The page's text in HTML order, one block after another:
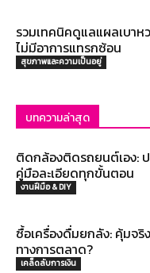
รวมเทคนิคดูแลแผลเบาห
ไม่มีอาการแทรกซ้อน
สุขภาพและความเป็นอยู่
บทความล่าสุด
ติดกล้องติดรถยนต์เอง:
คู่มือละเอียดทุกขั้นตอน
งานฝีมือ & DIY
ซื้อเครื่องดื่มยกลัง: คุ้มจ
ทางการตลาด?
เคล็ดลับการเงิน